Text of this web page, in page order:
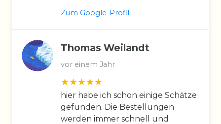
Zum Google-Profil
Thomas Weilandt
vor einem Jahr
hier habe ich schon einige Schätze
gefunden. Die Bestellungen
werden immer schnell und